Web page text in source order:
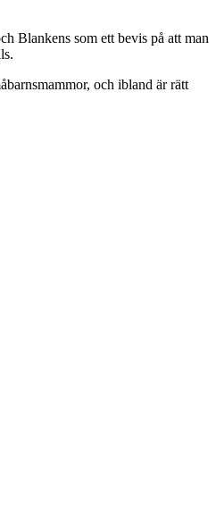
Blankens som ett bevis på att man
och ibland är rätt